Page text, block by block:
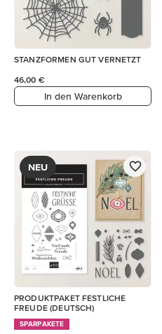
STANZFORMEN GUT VERNETZT
46,00 €
In den Warenkorb
NEU
PRODUKTPAKET FESTLICHE
FREUDE (DEUTSCH)
SPARPAKETE